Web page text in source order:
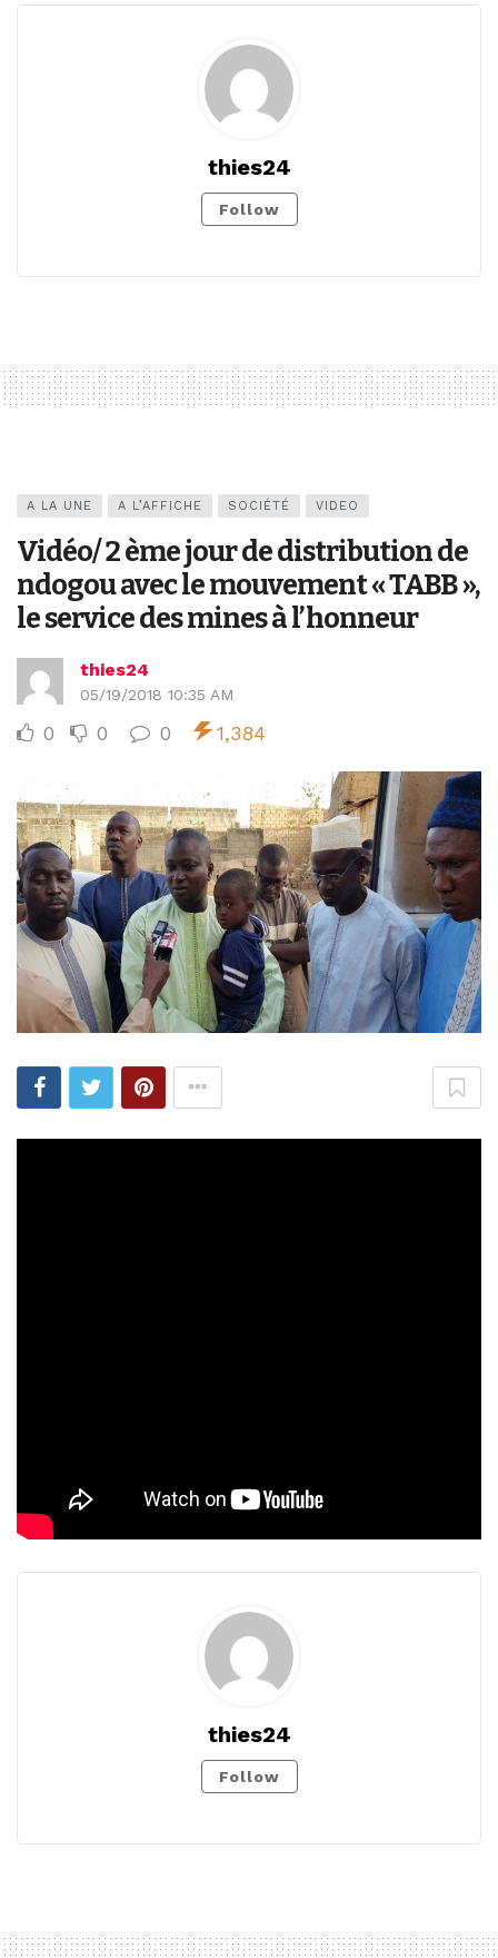
thies24
Follow
A LA UNE A L’AFFICHE SOCIÉTÉ VIDEO
Vidéo/ 2 ème jour de distribution de
ndogou avec le mouvement « TABB »,
le service des mines à l’honneur
thies24
05/19/2018 10:35 AM
0 0 0 1,384
thies24
Follow